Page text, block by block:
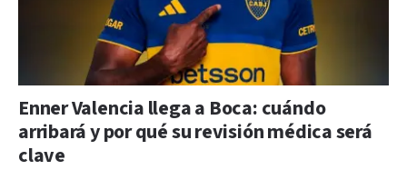
Enner Valencia llega a Boca: cuándo
arribará y por qué su revisión médica será
clave